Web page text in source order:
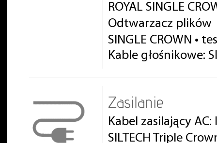
ROYAL SINGLE
Odtwarzacz plików
SINGLE CROWN •
Kable głośnikowe:
Zasilanie
Kabel zasilający
SILTECH Triple